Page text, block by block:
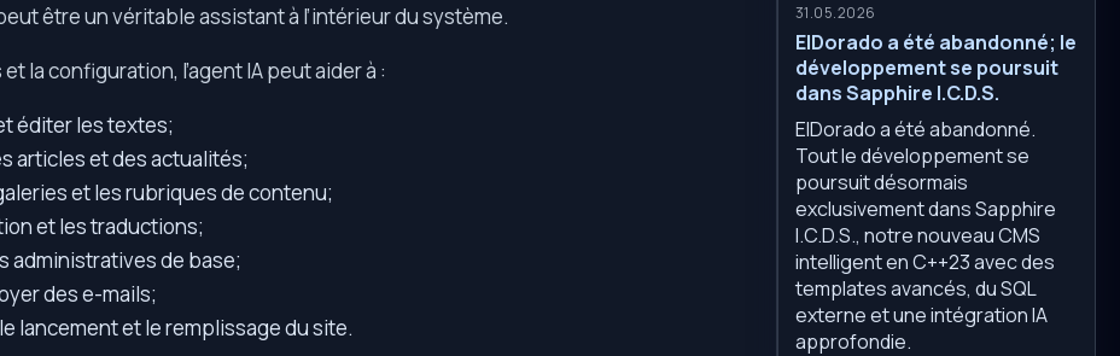
être un véritable assistant à l’intérieur du système.
la configuration, l’agent IA peut aider à :
éditer les textes;
articles et des actualités;
et les rubriques de contenu;
et les traductions;
administratives de base;
des e-mails;
lancement et le remplissage du site.
31.05.2026
ElDorado a été abandonné; le
développement se poursuit
dans Sapphire I.C.D.S.
ElDorado a été abandonné.
Tout le développement se
poursuit désormais
exclusivement dans Sapphire
I.C.D.S., notre nouveau CMS
intelligent en C++23 avec des
templates avancés, du SQL
externe et une intégration IA
approfondie.